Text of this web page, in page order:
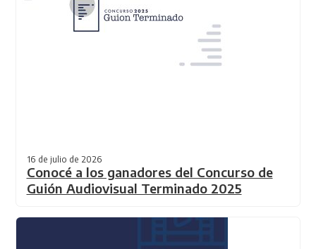
16 de julio de 2026
Conocé a los ganadores del Concurso de
Guión Audiovisual Terminado 2025